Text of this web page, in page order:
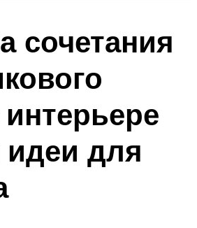
сочетания
идеи для